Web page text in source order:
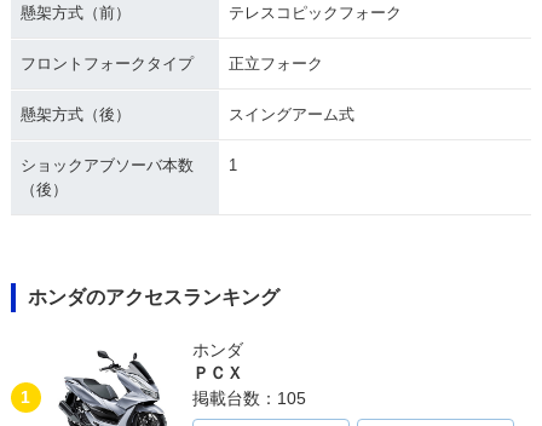
懸架方式（前） テレスコピックフォーク
フロントフォークタイプ 正立フォーク
懸架方式（後） スイングアーム式
ショックアブソーバ本数
（後）
1
ホンダのアクセスランキング
1
ホンダ
ＰＣＸ
掲載台数：105